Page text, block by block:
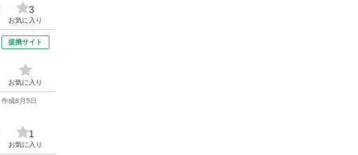
3
お気に入り
提携サイト
お気に入り
作成8月5日
1
お気に入り